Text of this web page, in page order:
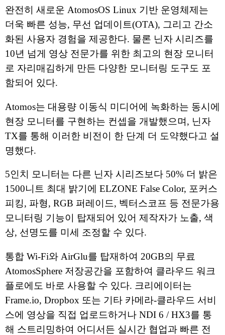
완전히 새로운 AtomosOS Linux 기반 운영체제는
더욱 빠른 성능, 무선 업데이트(OTA), 그리고 간소
화된 사용자 경험을 제공한다. 물론 닌자 시리즈를
10년 넘게 영상 전문가를 위한 최고의 현장 모니터
로 자리매김하게 만든 다양한 모니터링 도구도 포
함되어 있다.
Atomos는 대용량 이동식 미디어에 녹화하는 동시에
현장 모니터를 구현하는 컨셉을 개발했으며, 닌자
TX를 통해 이러한 비전이 한 단계 더 도약했다고 설
명했다.
5인치 모니터는 다른 닌자 시리즈보다 50% 더 밝은
1500니트 최대 밝기에 ELZONE False Color, 포커스
피킹, 파형, RGB 퍼레이드, 벡터스코프 등 전문가용
모니터링 기능이 탑재되어 있어 제작자가 노출, 색
상, 선명도를 미세 조정할 수 있다.
통합 Wi-Fi와 AirGlu를 탑재하여 20GB의 무료
AtomosSphere 저장공간을 포함하여 클라우드 워크
플로에도 바로 사용할 수 있다. 크리에이터는
Frame.io, Dropbox 또는 기타 카메라-클라우드 서비
스에 영상을 직접 업로드하거나 NDI 6 / HX3를 통
해 스트리밍하여 어디서든 실시간 협업과 빠른 전